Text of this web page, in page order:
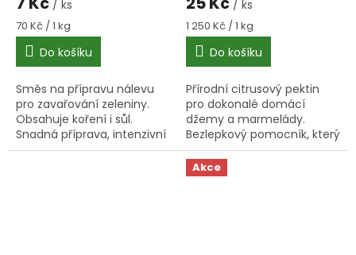
/ ks
Měrná
cena:
70 Kč / 1 kg
Do košíku
Směs na přípravu nálevu
pro zavařování zeleniny.
Obsahuje koření i sůl.
Snadná příprava, intenzivní
chuť, bez lepku.
/ ks
Měrná
cena:
1 250 Kč / 1 kg
Do košíku
Přírodní citrusový pektin
pro dokonalé domácí
džemy a marmelády.
Bezlepkový pomocník, který
zajistí ideální konzistenci i
při výrobě s kyselejším
ovocem.
Akce